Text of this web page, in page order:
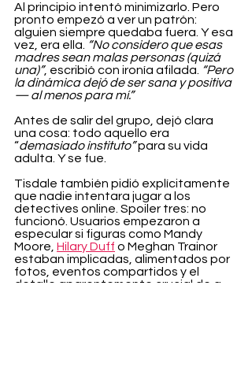
Al principio intentó minimizarlo. Pero
pronto empezó a ver un patrón:
alguien siempre quedaba fuera. Y esa
vez, era ella. “No considero que esas
madres sean malas personas (quizá
una)”, escribió con ironía afilada. “Pero
la dinámica dejó de ser sana y positiva
— al menos para mí.”
Antes de salir del grupo, dejó clara
una cosa: todo aquello era
“demasiado instituto” para su vida
adulta. Y se fue.
Tisdale también pidió explícitamente
que nadie intentara jugar a los
detectives online. Spoiler tres: no
funcionó. Usuarios empezaron a
especular si figuras como Mandy
Moore, Hilary Duff o Meghan Trainor
estaban implicadas, alimentados por
fotos, eventos compartidos y el
detalle aparentemente crucial de a